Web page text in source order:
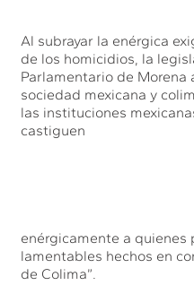
Al subrayar la enérgica
de los homicidios, la
Parlamentario de Morena
sociedad mexicana y
las instituciones
castiguen
enérgicamente a quienes
lamentables hechos en
de Colima”.